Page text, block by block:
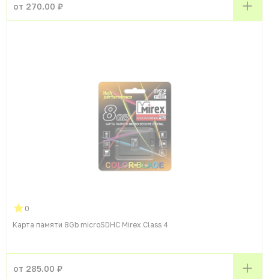
от 270.00 ₽
0
Карта памяти 8Gb microSDHC Mirex Class 4
от 285.00 ₽